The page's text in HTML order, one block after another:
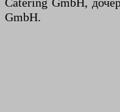
GmbH.